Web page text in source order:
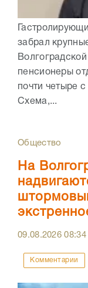
забрал
пенсионеры
почти четыре
Схема,...
Общество
На
09.08.202608:34
Комментарии